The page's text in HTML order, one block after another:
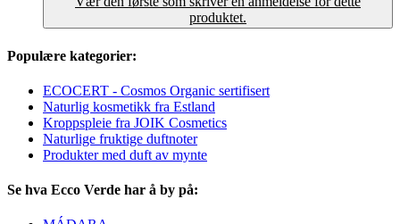
produktet.
Populære kategorier:
ECOCERT - Cosmos Organic sertifisert
Naturlig kosmetikk fra Estland
Kroppspleie fra JOIK Cosmetics
Naturlige fruktige duftnoter
Produkter med duft av mynte
Se hva Ecco Verde har å by på: